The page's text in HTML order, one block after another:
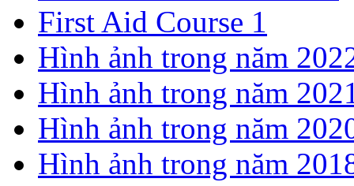
First Aid Course 1
Hình ảnh trong năm
Hình ảnh trong năm
Hình ảnh trong năm
Hình ảnh trong năm